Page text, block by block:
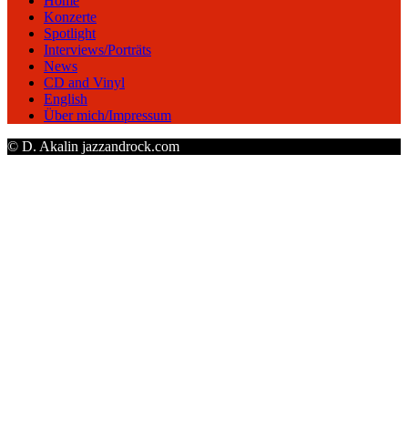
Konzerte
Spotlight
Interviews/Porträts
News
CD and Vinyl
English
Über mich/Impressum
© D. Akalin jazzandrock.com